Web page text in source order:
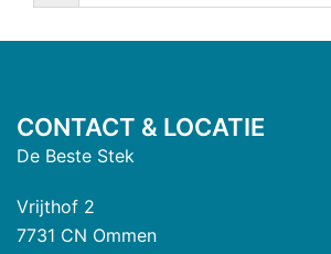
CONTACT & LOCATIE
De Beste Stek
Vrijthof 2
7731 CN Ommen